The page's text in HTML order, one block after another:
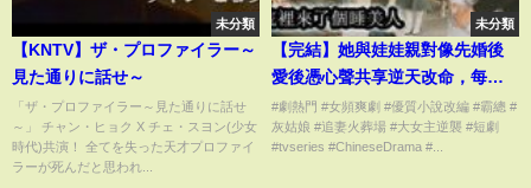
未分類
【KNTV】ザ・プロファイラー～
見た通りに話せ～
「ザ・プロファイラー～見た通りに話せ
～」 チャン・ヒョク X チェ・スヨン(少女
時代)共演！ 全てを失った天才プロファイ
ラーが死んだと思われ...
未分類
【完結】她與娃娃親對像先婚後
愛後憑心聲共享逆天改命，每一
次功德累積都讓她在軍區大院熠
熠生輝，光芒無法掩蓋！#熱播短
#劇熱門 #女頻爽劇 #優質小說改編 #霸總 #
灰姑娘 #追妻火葬場 #大女主逆襲 #短劇
#tvseries #ChineseDrama #...